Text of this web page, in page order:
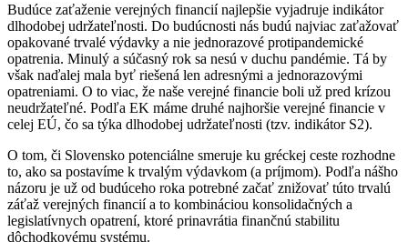
Budúce zaťaženie verejných financií najlepšie vyjadruje indikátor
dlhodobej udržateľnosti. Do budúcnosti nás budú najviac zaťažovať
opakované trvalé výdavky a nie jednorazové protipandemické
opatrenia. Minulý a súčasný rok sa nesú v duchu pandémie. Tá by
však naďalej mala byť riešená len adresnými a jednorazovými
opatreniami. O to viac, že naše verejné financie boli už pred krízou
neudržateľné. Podľa EK máme druhé najhoršie verejné financie v
celej EÚ, čo sa týka dlhodobej udržateľnosti (tzv. indikátor S2).
O tom, či Slovensko potenciálne smeruje ku gréckej ceste rozhodne
to, ako sa postavíme k trvalým výdavkom (a príjmom). Podľa nášho
názoru je už od budúceho roka potrebné začať znižovať túto trvalú
záťaž verejných financií a to kombináciou konsolidačných a
legislatívnych opatrení, ktoré prinavrátia finančnú stabilitu
dôchodkovému systému.